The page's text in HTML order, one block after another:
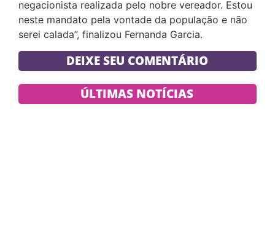
negacionista realizada pelo nobre vereador. Estou
neste mandato pela vontade da população e não
serei calada”, finalizou Fernanda Garcia.
DEIXE SEU COMENTÁRIO
ÚLTIMAS NOTÍCIAS